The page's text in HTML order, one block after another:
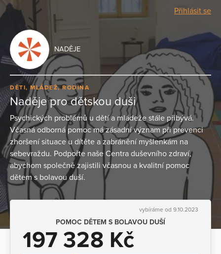
Přihlásit se
NADĚJE
DĚTI, MLÁDEŽ, RODINA
Naděje pro dětskou duši
Psychických problémů u dětí a mládeže stále přibývá.
Včasná odborná pomoc má zásadní význam při prevenci
zhoršení situace u dítěte a zabránění myšlenkám na
sebevraždu. Podpořte naše Centra duševního zdraví,
abychom společně zajistili včasnou a kvalitní pomoc
dětem s bolavou duší.
vybíráme od 9.10.2023
POMOC DĚTEM S BOLAVOU DUŠÍ
197 328 Kč